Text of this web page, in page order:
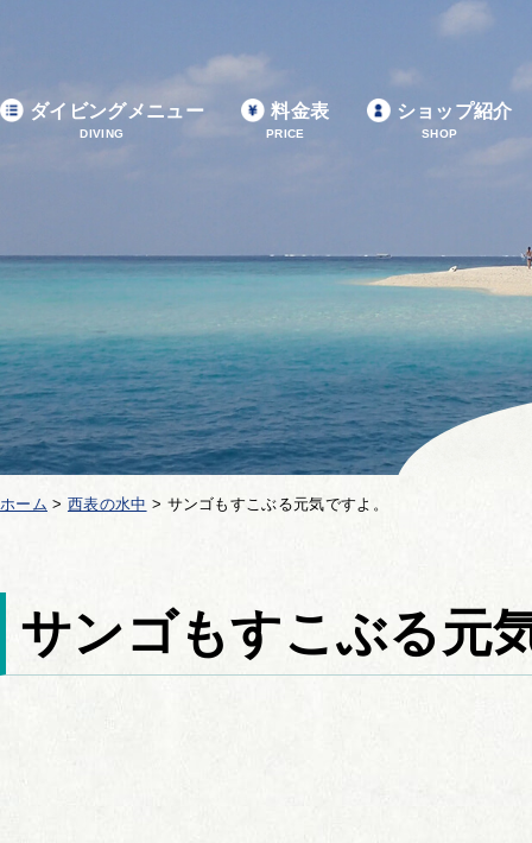
ダイビングメニュー
DIVING
料金表
PRICE
ショップ紹介
SHOP
ホーム > 西表の水中 > サンゴもすこぶる元気ですよ。
サンゴもすこぶる元